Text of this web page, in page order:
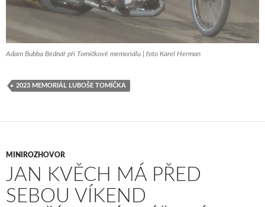
Adam Bubba Bednář při Tomíčkově memoriálu | foto Karel Herman
2023 MEMORIÁL LUBOŠE TOMÍČKA
MINIROZHOVOR
JAN KVĚCH MÁ PŘED
SEBOU VÍKEND